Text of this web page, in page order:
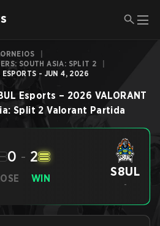
SOUTH ASIA: SPLIT 2
ESPORTS - JUN 4, 2026
Esports – 2026 VALORANT
Split 2 Valorant Partida
0 - 2
WIN S8UL
-